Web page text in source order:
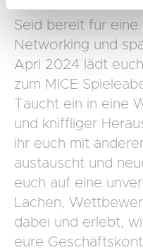
zusammen, die ihr ihnen
im Rahmen Ihrer
Seid bereit für eine
Networking und
Apri 2024 lädt
zum MICE
Taucht ein in eine
und kniffliger
ihr euch mit
austauscht und
euch auf eine
Lachen,
dabei und erlebt,
eure